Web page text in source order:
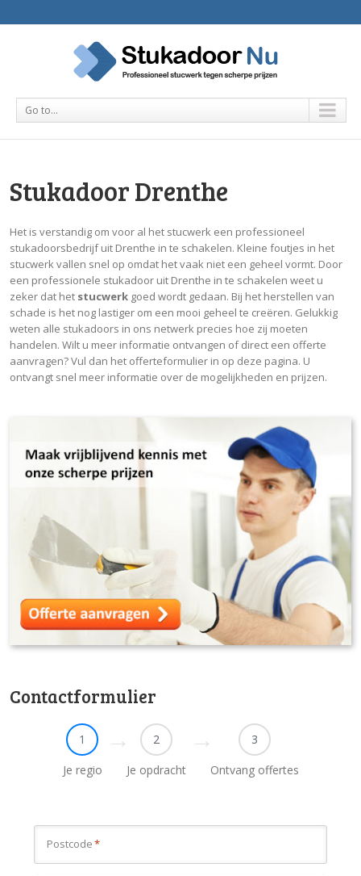
Go to...
Stukadoor Drenthe
Het is verstandig om voor al het stucwerk een professioneel
stukadoorsbedrijf uit Drenthe in te schakelen. Kleine foutjes in het
stucwerk vallen snel op omdat het vaak niet een geheel vormt. Door
een professionele stukadoor uit Drenthe in te schakelen weet u
zeker dat het stucwerk goed wordt gedaan. Bij het herstellen van
schade is het nog lastiger om een mooi geheel te creëren. Gelukkig
weten alle stukadoors in ons netwerk precies hoe zij moeten
handelen. Wilt u meer informatie ontvangen of direct een offerte
aanvragen? Vul dan het offerteformulier in op deze pagina. U
ontvangt snel meer informatie over de mogelijkheden en prijzen.
Contactformulier
1
Je regio
2
Je opdracht
3
Ontvang offertes
Postcode*